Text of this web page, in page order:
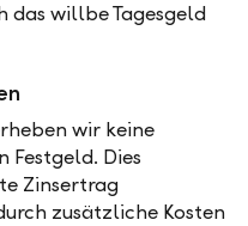
das willbe Tagesgeld
wir keine
Festgeld. Dies
Zinsertrag
zusätzliche Kosten